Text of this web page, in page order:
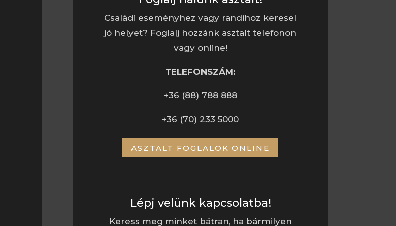
Családi eseményhez vagy randihoz keresel
jó helyet? Foglalj hozzánk asztalt telefonon
vagy online!
TELEFONSZÁM:
+36 (88) 788 888
+36 (70) 233 5000
ASZTALT FOGLALOK ONLINE
Lépj velünk kapcsolatba!
Keress meg minket bátran, ha bármilyen